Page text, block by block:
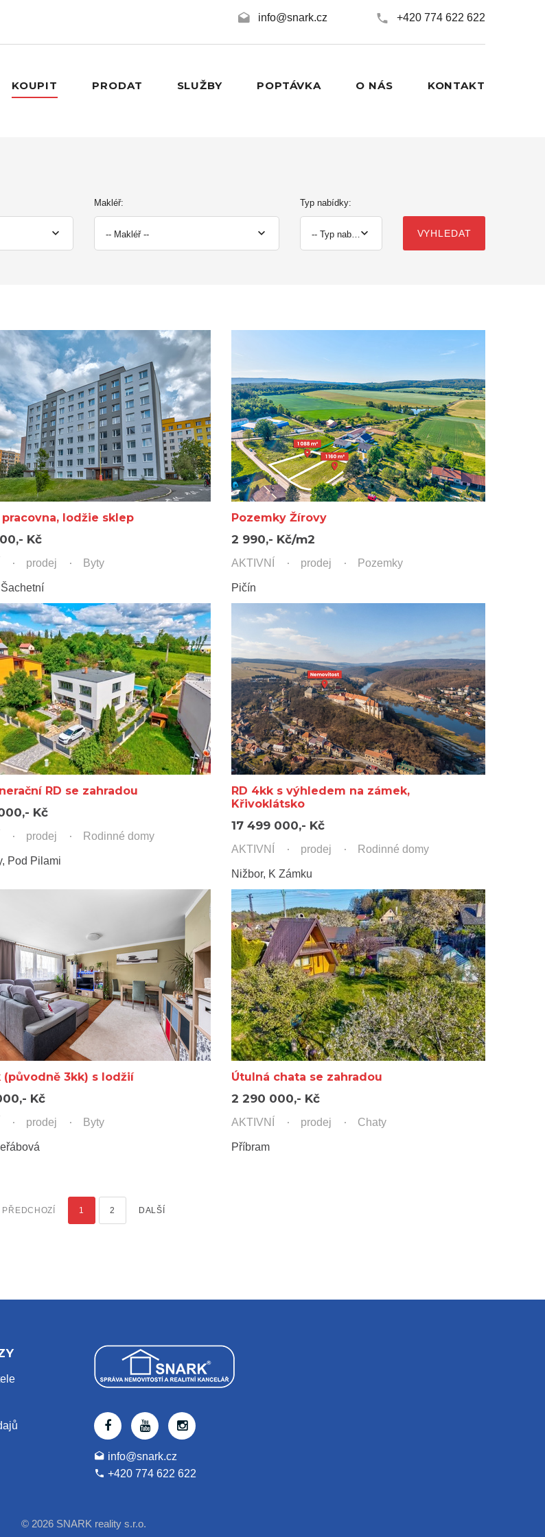
info@snark.cz +420 774 622 622
KOUPIT PRODAT SLUŽBY POPTÁVKA O NÁS KONTAKT
Makléř:
-- Makléř --
Typ nabídky:
-- Typ nabídky -- VYHLEDAT
pracovna, lodžie sklep
Kč
prodej Byty
Pozemky Žírovy
2 990,- Kč/m2
AKTIVNÍ prodej Pozemky
Pičín
RD se zahradou
Kč
prodej Rodinné domy
Pod Pilami
RD 4kk s výhledem na zámek,
Křivoklátsko
17 499 000,- Kč
AKTIVNÍ prodej Rodinné domy
Nižbor, K Zámku
(původně 3kk) s lodžií
Kč
prodej Byty
Útulná chata se zahradou
2 290 000,- Kč
AKTIVNÍ prodej Chaty
Příbram
PŘEDCHOZÍ 1 2 DALŠÍ
info@snark.cz
+420 774 622 622
© 2026 SNARK reality s.r.o.